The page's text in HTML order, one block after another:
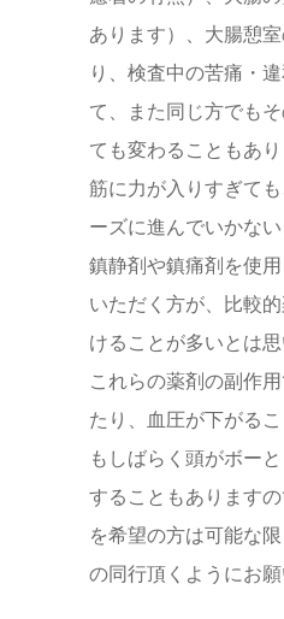
あります）、大腸憩
り、検査中の苦痛・
て、また同じ方でも
ても変わることもあ
筋に力が入りすぎて
ーズに進んでいかな
鎮静剤や鎮痛剤を使
いただく方が、比較
けることが多いとは思
これらの薬剤の副作
たり、血圧が下がる
もしばらく頭がボー
することもあります
を希望の方は可能な
の同行頂くようにお願